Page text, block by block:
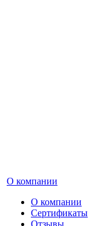
О компании
О компании
Сертификаты
Отзывы